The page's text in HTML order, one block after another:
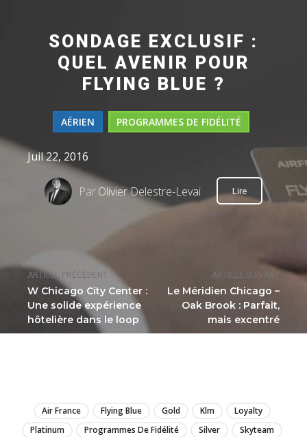
ARTICLE PRÉCÉDENT
W Chicago City Center :
Une solide expérience
hôtelière dans le loop
ARTICLE SUIVANT
Le Méridien Chicago –
Oak Brook : Parfait,
mais excentré
SONDAGE EXCLUSIF :
QUEL AVENIR POUR
FLYING BLUE ?
AÉRIEN PROGRAMMES DE FIDÉLITÉ
Juil 22, 2016
ParOlivier Delestre-Levai Lire
Air France Flying Blue Gold Klm
Loyalty
Platinum
Programmes De Fidélité Silver
Skyteam